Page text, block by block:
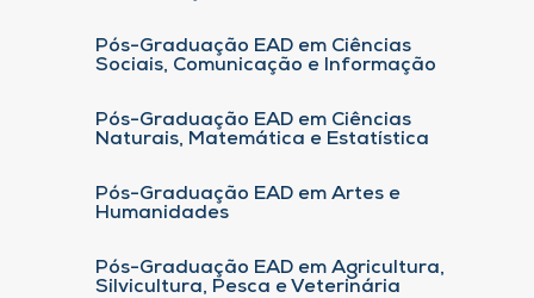
Pós-Graduação EAD em Ciências
Sociais, Comunicação e Informação
Pós-Graduação EAD em Ciências
Naturais, Matemática e Estatística
Pós-Graduação EAD em Artes e
Humanidades
Pós-Graduação EAD em Agricultura,
Silvicultura, Pesca e Veterinária